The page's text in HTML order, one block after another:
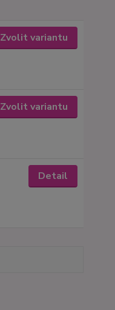
Zvolit variantu
Zvolit variantu
Detail